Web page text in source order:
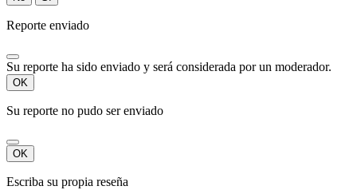
Reporte enviado
Su reporte ha sido enviado y será considerada por un moderador.
OK
Su reporte no pudo ser enviado
OK
Escriba su propia reseña